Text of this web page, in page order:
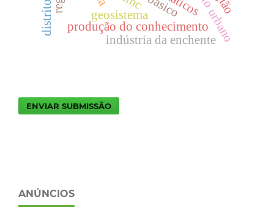
produção do conhecimento
indústria da enchente
geosistema
ENVIAR SUBMISSÃO
ANÚNCIOS